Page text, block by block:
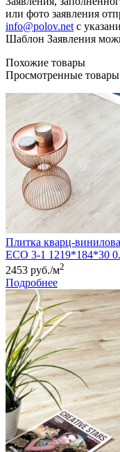
или фото заявления
info@polov.net с
Шаблон Заявления
Похожие товары
Просмотренные товары
Плитка кварц-
ЕСО 3-1 1219*184*30
2453 руб./м2
Подробнее